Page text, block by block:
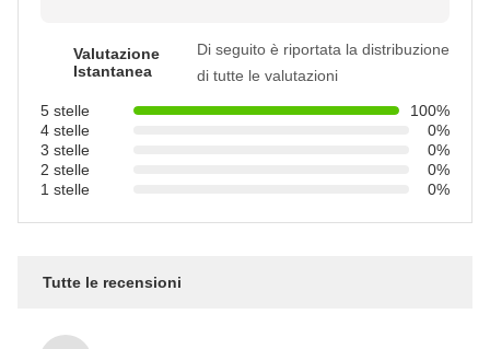
Valutazione
Istantanea
Di seguito è riportata la distribuzione
di tutte le valutazioni
5 stelle
100%
4 stelle
0%
3 stelle
0%
2 stelle
0%
1 stelle
0%
Tutte le recensioni